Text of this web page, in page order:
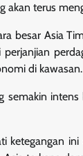
akan terus
besar Asia
perjanjian
di kawasan.
semakin
ketegangan